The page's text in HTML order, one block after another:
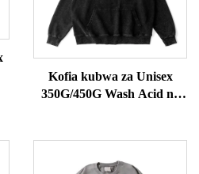
Kofia kubwa za Unisex
350G/450G Wash Acid na